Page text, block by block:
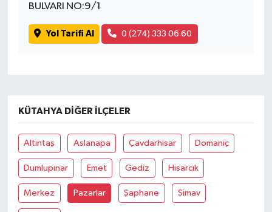
BULVARI NO:9/1
Yol Tarifi Al 0 (274) 333 06 60
KÜTAHYA DIĞER İLÇELER
Altıntaş Aslanapa Çavdarhisar Domaniç
Dumlupınar Emet Gediz Hisarcık
Merkez Pazarlar Şaphane Simav